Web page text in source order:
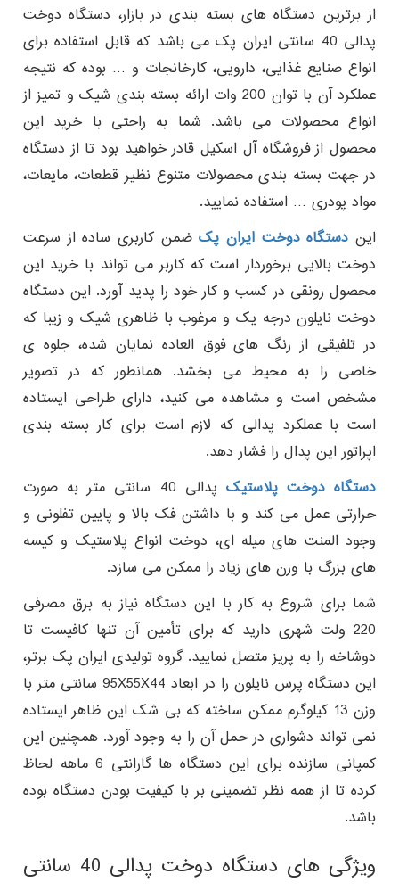
از برترین دستگاه های بسته بندی در بازار، دستگاه دوخت
پدالی 40 سانتی ایران پک می باشد که قابل استفاده برای
انواع صنایع غذایی، دارویی، کارخانجات و … بوده که نتیجه
عملکرد آن با توان 200 وات ارائه بسته بندی شیک و تمیز از
انواع محصولات می باشد. شما به راحتی با خرید این
محصول از فروشگاه آل اسکیل قادر خواهید بود تا از دستگاه
در جهت بسته بندی محصولات متنوع نظیر قطعات، مایعات،
مواد پودری … استفاده نمایید.
این دستگاه دوخت ایران پکضمن کاربری ساده از سرعت
دوخت بالایی برخوردار است که کاربر می تواند با خرید این
محصول رونقی در کسب و کار خود را پدید آورد. این دستگاه
دوخت نایلون درجه یک و مرغوب با ظاهری شیک و زیبا که
در تلفیقی از رنگ های فوق العاده نمایان شده، جلوه ی
خاصی را به محیط می بخشد. همانطور که در تصویر
مشخص است و مشاهده می کنید، دارای طراحی ایستاده
است با عملکرد پدالی که لازم است برای کار بسته بندی
اپراتور این پدال را فشار دهد.
دستگاه دوخت پلاستیک
پدالی 40 سانتی متر به صورت
حرارتی عمل می کند و با داشتن فک بالا و پایین تفلونی و
وجود المنت های میله ای، دوخت انواع پلاستیک و کیسه
های بزرگ با وزن های زیاد را ممکن می سازد.
شما برای شروع به کار با این دستگاه نیاز به برق مصرفی
220 ولت شهری دارید که برای تأمین آن تنها کافیست تا
دوشاخه را به پریز متصل نمایید. گروه تولیدی ایران پک برتر،
این دستگاه پرس نایلون را در ابعاد 95X55X44 سانتی متر با
وزن 13 کیلوگرم ممکن ساخته که بی شک این ظاهر ایستاده
نمی تواند دشواری در حمل آن را به وجود آورد. همچنین این
کمپانی سازنده برای این دستگاه ها گارانتی 6 ماهه لحاظ
کرده تا از همه نظر تضمینی بر با کیفیت بودن دستگاه بوده
باشد.
ویژگی های دستگاه دوخت پدالی 40 سانتی